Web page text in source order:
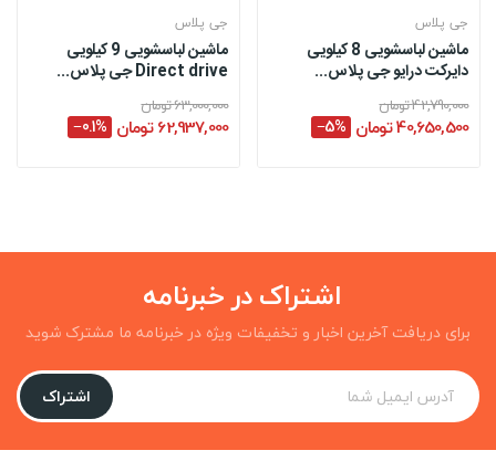
جی پلاس
ماشین لباسشویی 9 کیلویی
Direct drive جی پلاس...
63,000,000 تومان
62,937,000 تومان ‎−0.1%
جی پلاس
ماشین لباسشویی 8 کیلویی
دایرکت درایو جی پلاس...
42,790,000 تومان
40,650,500 تومان ‎−5%
اشتراک در خبرنامه
برای دریافت آخرین اخبار و تخفیفات ویژه در خبرنامه ما مشترک شوید
اشتراک